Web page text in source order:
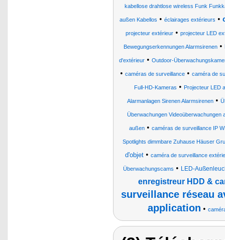
kabellose drahtlose wireless Funk
außen Kabellos • éclairages extérieurs •
projecteur extérieur• projecteur LED
Bewegungserkennungen Alarmsirenen•
d'extérieur • Outdoor-
• caméras de surveillance • caméra de
Full-HD-Kameras • Projecteur LED
Alarmanlagen Sirenen Alarmsirenen•
Überwachungen Videoüberwachungen
außen• caméras de surveillance IP
Spotlights dimmbare Zuhause Häuser
d'objet• caméra de surveillance
Überwachungscams • LED-
enregistreur HDD &
surveillance réseau
application •